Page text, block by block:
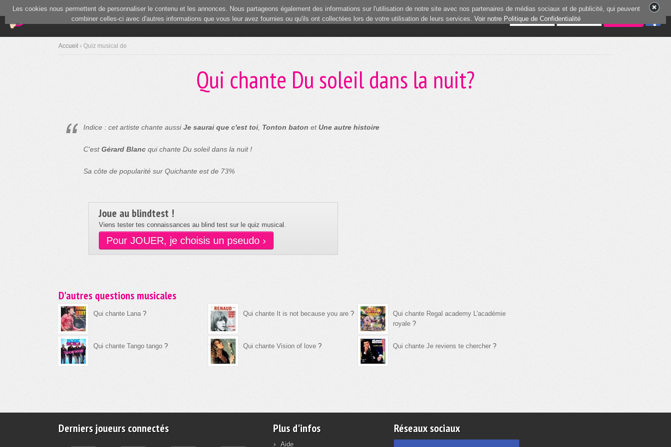
Blind Test(current)
Communauté 9 joueurs en ligne
Accueil › Quiz musical de
Qui chante Du soleil dans la nuit?
Indice : cet artiste chante aussiJe saurai que c'est toi Tonton baton etUne autre histoire
C'estGérard Blanc qui chante Du soleil dans la nuit !
Sa côte de popularité sur Quichante est de 73%
Joue au blindtest !
Viens tester tes connaissances au blind test sur le quiz musical.
Pour JOUER, je choisis un pseudo ›
D'autres questions musicales
Qui chante Lana? Qui chante It is not because you are ?
Qui chante Regal academy L'académie
royale ?
Qui chante Tango tango ? Qui chante Vision of love ? Qui chante Je reviens te chercher ?
Les cookies nous permettent de personnaliser le contenu et les annonces. Nous partageons également des informations sur l'utilisation de notre site avec nos partenaires de médias sociaux et de publicité, qui peuvent
combiner celles-ci avec d'autres informations que vous leur avez fournies ou qu'ils ont collectées lors de votre utilisation de leurs services. Voir notre Politique de Confidentialité
Derniers joueurs connectés Plus d'infos
Aide
Réseaux sociaux